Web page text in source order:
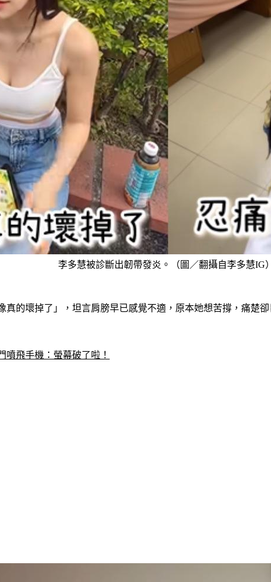
李多慧被診斷出韌帶發炎。（圖／翻攝自李多慧IG）
的壞掉了」，坦言肩膀早已感覺不適，原本她想苦撐，痛楚
飛手機：螢幕破了啦！